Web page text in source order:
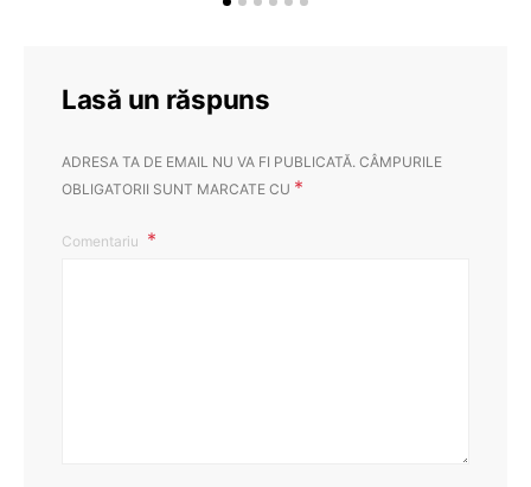
Lasă un răspuns
ADRESA TA DE EMAIL NU VA FI PUBLICATĂ. CÂMPURILE
OBLIGATORII SUNT MARCATE CU *
Comentariu